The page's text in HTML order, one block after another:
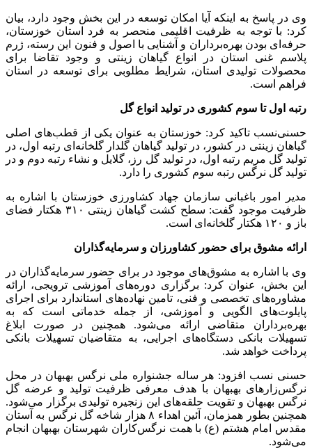
وی در پاسخ به اینکه آیا امکان توسعه در این بخش وجود دارد، بیان
کرد: با توجه به ظرفیت اقلیمی منحصر به فرد استان خوزستان،
حرفه‌ای بودن بهره‌برداران و آشنایی با اصول و فنون این رسته، ژرم
پلاسم غنی استان در انواع گیاهان زینتی و وجود تقاضا برای
محصولات تولیدی استان، شرایط مطلوبی برای توسعه در استان
فراهم است.
رتبه اول تا سوم کشوری در تولید انواع گل
حسنی‌نسب تاکید کرد: خوزستان به عنوان یکی از قطب‌های اصلی
گیاهان زینتی در کشور، در تولید گیاهان گلدار گلخانه‌ای رتبه اول، در
تولید گل مریم رتبه اول، در تولید گل رز، گلایل و نشاء رتبه دوم و در
تولید گل نرگس رتبه سوم کشوری را دارد.
مدیر امور باغبانی سازمان جهاد کشاورزی خوزستان با اشاره به
ظرفیت موجود گفت: سطح کشت گیاهان زینتی ۳۱۰ هکتار فضای
باز و ۱۲۰ هکتار گلخانه‌ای است.
ارائه مشوق برای حضور کشاورزان و سرمایه‌گذاران
وی با اشاره به مشوق‌های موجود در برای حضور سرمایه‌گذاران در
این بخش، عنوان کرد: برگزاری دوره‌های آموزشی ترویجی، ارائه
مشاوره‌های تخصصی و فنی، تامین نهاده‌های استاندارد برای اجرای
پایلوت‌های الگویی و آموزشی، از جمله خدماتی است که به
بهره‌برداران متقاضی ارائه می‌شود. همچنین در صورت ابلاغ
تسهیلات بانکی دستگاه‌های اجرایی، به متقاضیان تسهیلات بانکی
پرداخت خواهد شد.
حسنی نسب افزود: هر ساله جشنواره ملی نرگس بهبهان در محل
نرگس‌زارهای بهبهان با هدف معرفی ظرفیت تولید و عرضه گل
نرگس بهبهان و تقویت حلقه‌های این زنجیره تولیدی برگزار می‌شود.
همچنین بطور همزمان، آئین اهداء ۸ هزار شاخه گل نرگس به آستان
مقدس امام هشتم (ع) با همت نرگس‌کاران شهرستان بهبهان انجام
می‌شود.